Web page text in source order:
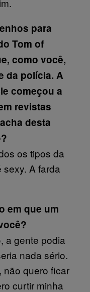
para
Tom of
como você,
da polícia. A
começou a
revistas
desta
os tipos da
A farda
em que um
a gente podia
nada sério.
não quero ficar
curtir minha